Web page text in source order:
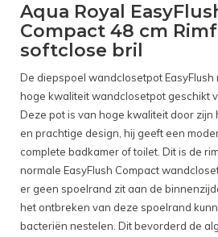
Aqua Royal
Compact 48 cm
softclose bril
De diepspoel wandclosetpot EasyFlush
hoge kwaliteit wandclosetpot geschikt
Deze pot is van hoge kwaliteit door
en prachtige design, hij geeft een
complete badkamer of toilet. Dit is de
normale EasyFlush Compact
er geen spoelrand zit aan de
het ontbreken van deze spoelrand
bacteriën nestelen. Dit bevorderd de